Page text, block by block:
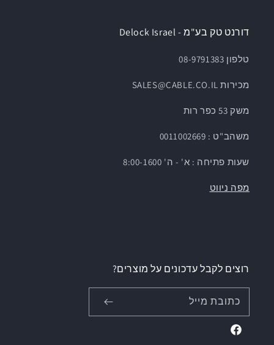
דורנט טק בע"מ - Delock Israel
טלפון 08-9791383
מכירות SALES@CABLE.CO.IL
משק 53 כפר רות
משהב"ט : 0011002669
שעות פתיחה : א' - ה' 8:00-1600
מפה ניווט
רוצים לקבל עדכונים על מוצרים?
כתובת מייל
Facebook